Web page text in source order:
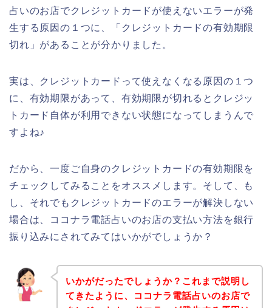
占いのお店でクレジットカードが使えないエラーが発
生する原因の１つに、「クレジットカードの有効期限
切れ」があることが分かりました。
実は、クレジットカードって使えなくなる原因の１つ
に、有効期限があって、有効期限が切れるとクレジッ
トカード自体が利用できない状態になってしまうんで
すよね♪
だから、一度ご自身のクレジットカードの有効期限を
チェックしてみることをオススメします。そして、も
し、それでもクレジットカードのエラーが解決しない
場合は、ココナラ電話占いのお店の支払い方法を銀行
振り込みにされてみてはいかがでしょうか？
いかがだったでしょうか？これまで説明し
てきたように、ココナラ電話占いのお店で